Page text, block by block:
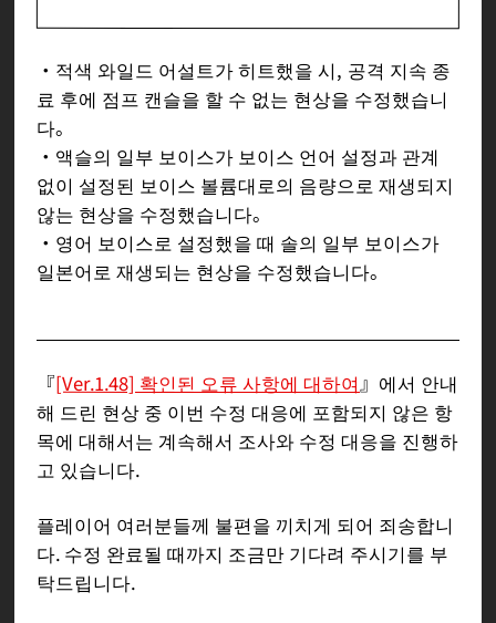
・적색 와일드 어설트가 히트했을 시, 공격 지속 종
료 후에 점프 캔슬을 할 수 없는 현상을 수정했습니
다。
・액슬의 일부 보이스가 보이스 언어 설정과 관계
없이 설정된 보이스 볼륨대로의 음량으로 재생되지
않는 현상을 수정했습니다。
・영어 보이스로 설정했을 때 솔의 일부 보이스가
일본어로 재생되는 현상을 수정했습니다。
『[Ver.1.48] 확인된 오류 사항에 대하여』에서 안내
해 드린 현상 중 이번 수정 대응에 포함되지 않은 항
목에 대해서는 계속해서 조사와 수정 대응을 진행하
고 있습니다.
플레이어 여러분들께 불편을 끼치게 되어 죄송합니
다. 수정 완료될 때까지 조금만 기다려 주시기를 부
탁드립니다.